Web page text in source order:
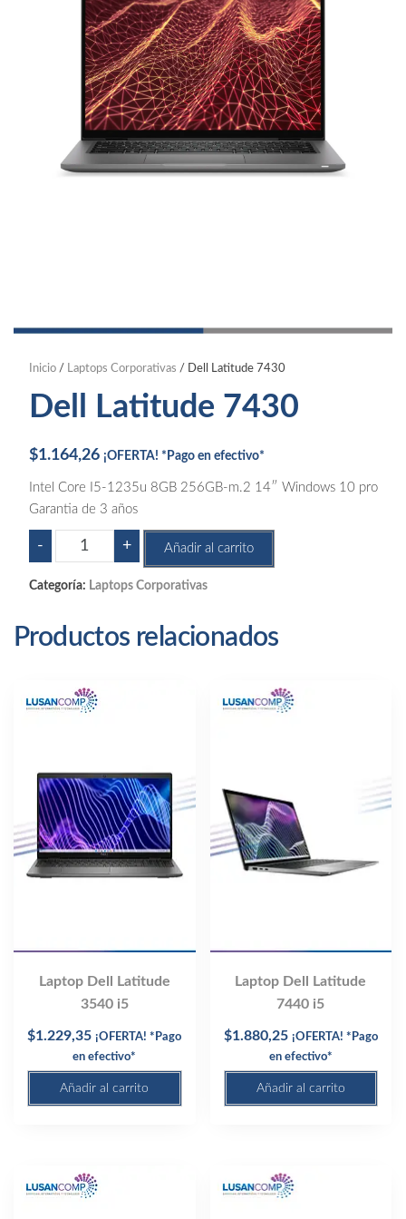
Inicio/ Laptops Corporativas / Dell Latitude 7430
Dell Latitude 7430
$1.164,26 ¡OFERTA! *Pago en efectivo*
Intel Core I5-1235u 8GB 256GB-m.2 14″ Windows 10 pro
Garantia de 3 años
-
Latitude
7430
+ Añadir al carrito
Categoría: Laptops Corporativas
Productos relacionados
Laptop Dell Latitude
3540 i5
$1.229,35 ¡OFERTA! *Pago
en efectivo*
Añadir al carrito
Laptop Dell Latitude
7440 i5
$1.880,25 ¡OFERTA! *Pago
en efectivo*
Añadir al carrito